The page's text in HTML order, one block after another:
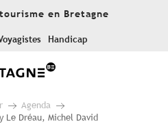
en Bretagne
Handicap
Agenda
Le Dréau, Michel David